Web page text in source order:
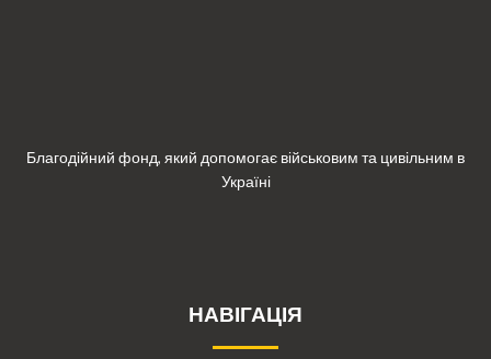
Благодійний фонд, який допомогає військовим та цивільним в
Україні
НАВІГАЦІЯ